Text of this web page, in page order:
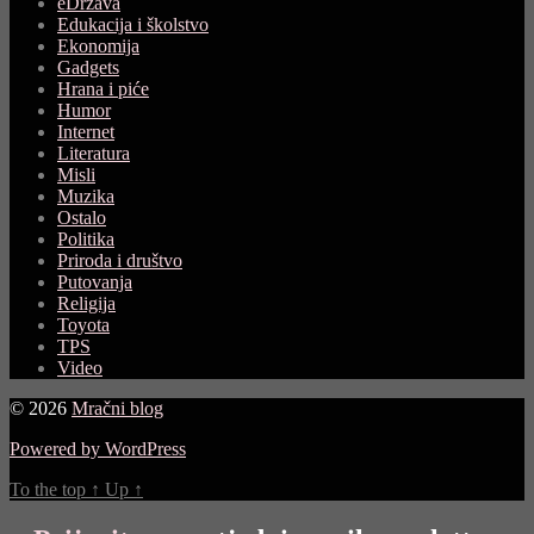
Edukacija i školstvo
Ekonomija
Gadgets
Hrana i piće
Humor
Internet
Literatura
Misli
Muzika
Ostalo
Politika
Priroda i društvo
Putovanja
Religija
Toyota
TPS
Video
© 2026 Mračni blog
Powered by WordPress
To the top ↑ Up ↑